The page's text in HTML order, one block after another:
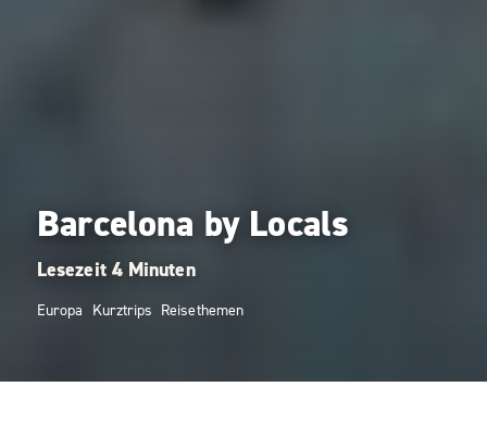
Barcelona by Locals
Europa Kurztrips Reisethemen